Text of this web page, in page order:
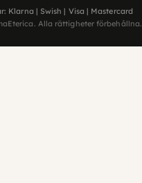
Klarna | Swish | Visa | Mastercard
Alla rättigheter förbehållna.